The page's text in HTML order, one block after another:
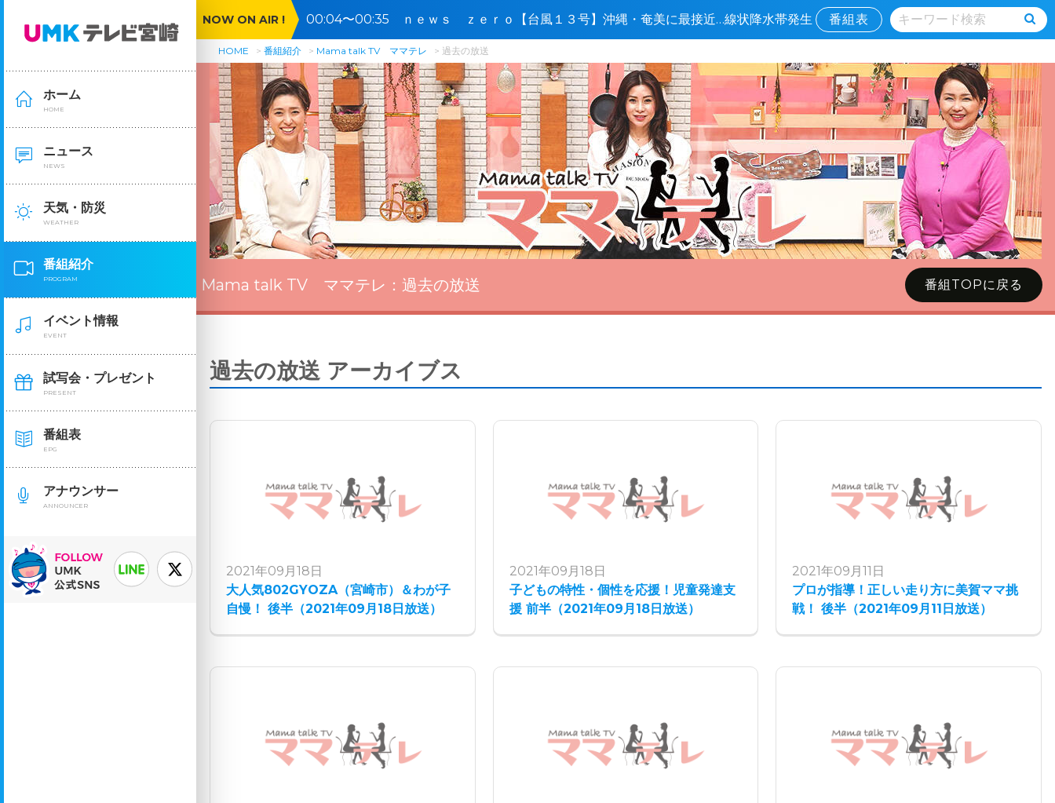
ホーム
HOME
ニュース
NEWS
天気・防災
WEATHER
番組紹介
PROGRAM
イベント情報
EVENT
試写会・プレゼント
PRESENT
番組表
EPG
アナウンサー
ANNOUNCER
NOW ON AIR !
00:04〜00:35 ｎｅｗｓ ｚｅｒｏ【台風１３号】沖縄・奄美に最接近…線状降水帯発生
のおそれ🈑
番組表
HOME 番組紹介 Mama talk TV ママテレ 過去の放送
Mama talk TV ママテレ： 過去の放送 番組TOPに戻る
過去の放送 アーカイブス
2021年09月18日
大人気802GYOZA（宮崎市）＆わが子
自慢！ 後半（2021年09月18日放送）
2021年09月18日
子どもの特性・個性を応援！児童発達支
援 前半（2021年09月18日放送）
2021年09月11日
プロが指導！正しい走り方に美賀ママ挑
戦！ 後半（2021年09月11日放送）